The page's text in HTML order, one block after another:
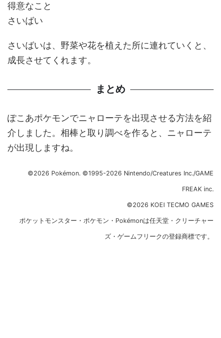
得意なこと
さいばい
さいばいは、野菜や花を植えた所に連れていくと、
成長させてくれます。
まとめ
ぽこあポケモンでニャローテを出現させる方法を紹
介しました。相棒と取り調べを作ると、ニャローテ
が出現しますね。
©2026 Pokémon. ©1995-2026 Nintendo/Creatures Inc./GAME
FREAK inc.
©2026 KOEI TECMO GAMES
ポケットモンスター・ポケモン・Pokémonは任天堂・クリーチャー
ズ・ゲームフリークの登録商標です。